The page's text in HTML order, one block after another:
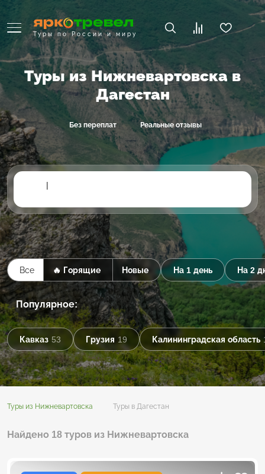
Туры по России и миру
Туры из Нижневартовска в
Дагестан
Без переплат Реальные отзывы
|
Все 🔥 Горящие Новые На 1 день На 2
Популярное:
Кавказ 53 Грузия 19 Калининградская область
Туры из Нижневартовска Туры в Дагестан
Найдено 18 туров из Нижневартовска